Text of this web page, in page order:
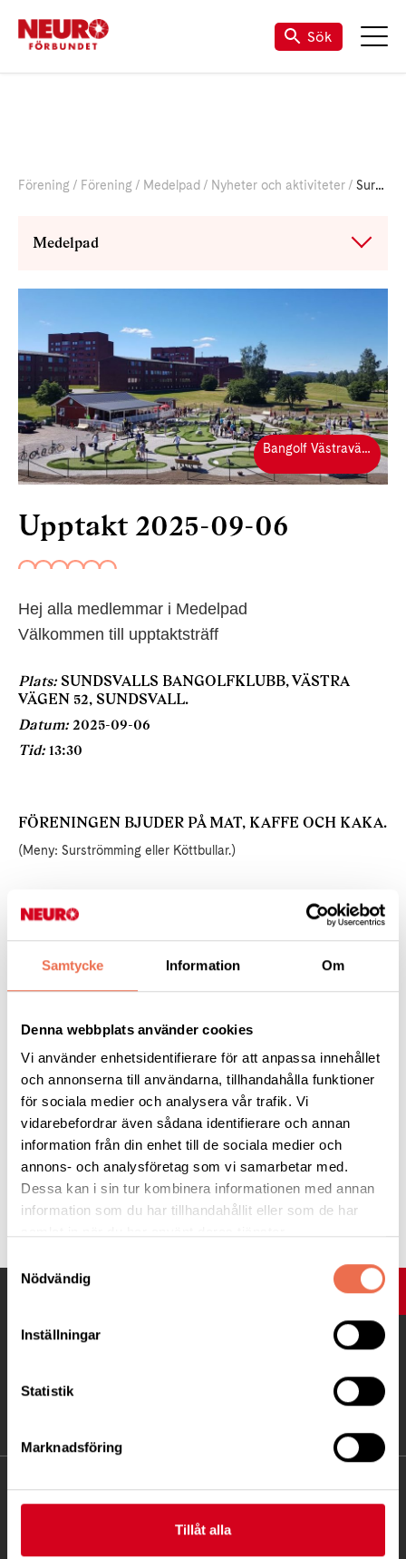
Samtycke Information Om
Denna webbplats använder cookies
Vi använder enhetsidentifierare för att anpassa innehållet
och annonserna till användarna, tillhandahålla funktioner
för sociala medier och analysera vår trafik. Vi
vidarebefordrar även sådana identifierare och annan
information från din enhet till de sociala medier och
annons- och analysföretag som vi samarbetar med.
Dessa kan i sin tur kombinera informationen med annan
information som du har tillhandahållit eller som de har
Nödvändig
Inställningar
Statistik
Marknadsföring
Tillåt alla
Sök
Förening Förening Medelpad Nyheter och aktiviteter Surströmming med bangolf
Medelpad
Bangolf Västravägen 52 Linje 30
Upptakt 2025-09-06
Hej alla medlemmar i Medelpad
Välkommen till upptaktsträff
Plats:SUNDSVALLS BANGOLFKLUBB, VÄSTRA
VÄGEN 52, SUNDSVALL.
Datum:2025-09-06
Tid:13:30
FÖRENINGEN BJUDER PÅ MAT, KAFFE OCH KAKA.
(Meny: Surströmming eller Köttbullar.)
SAMTAL OM KOMMANDE AKTIVITETER
FÖR DE SOM VILL SKALL DET FINNAS
MÖJLIGHET TILL GOLF.
Buss linje 30 till hållplats Granlo centrum
Tipsa
UPP
KONTAKT